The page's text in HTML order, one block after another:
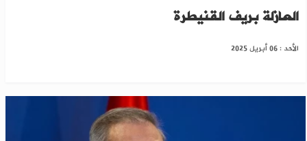
العازلة بريف القنيطرة
الأحد : 06 أبريل 2025